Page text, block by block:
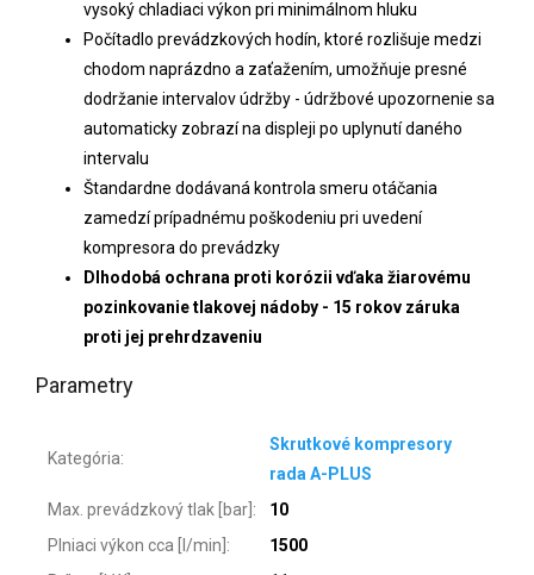
vysoký chladiaci výkon pri minimálnom hluku
Počítadlo prevádzkových hodín, ktoré rozlišuje medzi
chodom naprázdno a zaťažením, umožňuje presné
dodržanie intervalov údržby - údržbové upozornenie sa
automaticky zobrazí na displeji po uplynutí daného
intervalu
Štandardne dodávaná kontrola smeru otáčania
zamedzí prípadnému poškodeniu pri uvedení
kompresora do prevádzky
Dlhodobá ochrana proti korózii vďaka žiarovému
pozinkovanie tlakovej nádoby - 15 rokov záruka
proti jej prehrdzaveniu
Parametry
Kategória:
Skrutkové kompresory
rada A-PLUS
Max. prevádzkový tlak [bar] :
10
Plniaci výkon cca [l/min] :
1500